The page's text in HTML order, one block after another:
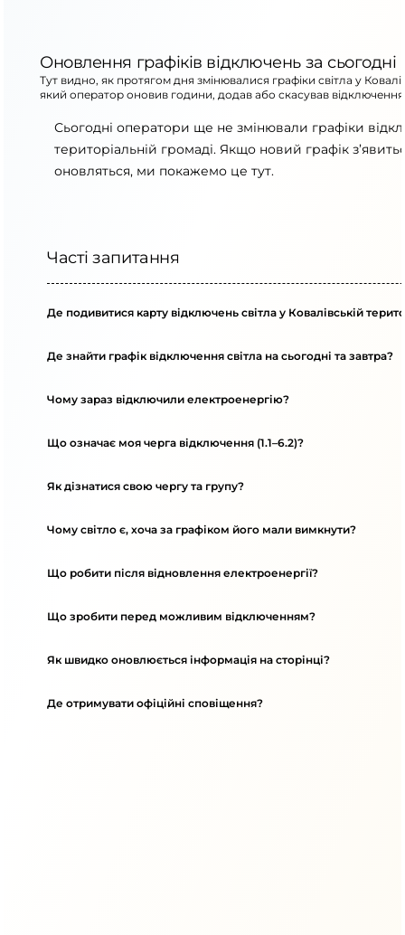
Оновлення графіків відключень за сьогодні
Тут видно, як протягом дня змінювалися графіки світла у
який оператор оновив години, додав або скасував
Сьогодні оператори ще не змінювали графіки
територіальній громаді. Якщо новий графік
оновляться, ми покажемо це тут.
Часті запитання
Де подивитися карту відключень світла у Ковалівській
Де знайти графік відключення світла на сьогодні та завтра?
Чому зараз відключили електроенергію?
Що означає моя черга відключення (1.1–6.2)?
Як дізнатися свою чергу та групу?
Чому світло є, хоча за графіком його мали вимкнути?
Що робити після відновлення електроенергії?
Що зробити перед можливим відключенням?
Як швидко оновлюється інформація на сторінці?
Де отримувати офіційні сповіщення?